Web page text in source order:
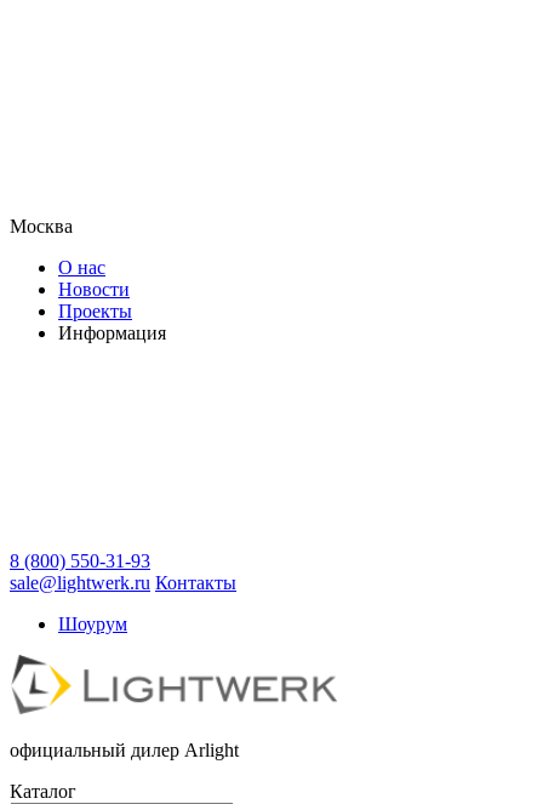
Москва
О нас
Новости
Проекты
Информация
8 (800) 550-31-93
sale@lightwerk.ru Контакты
Шоурум
официальный дилер Arlight
Каталог